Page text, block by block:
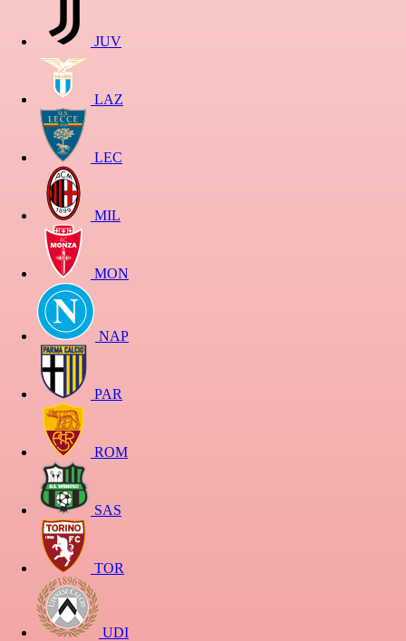
JUV
LAZ
LEC
MIL
MON
NAP
PAR
ROM
SAS
TOR
UDI